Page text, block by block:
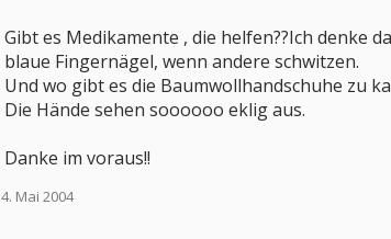
Gibt es Medikamente , die helfen??Ich denke
blaue Fingernägel, wenn andere schwitzen.
Und wo gibt es die Baumwollhandschuhe zu
Die Hände sehen soooooo eklig aus.
Danke im voraus!!
4. Mai 2004